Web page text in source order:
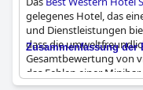
gelegenes Hotel, das
und Dienstleistungen
dass die
Gesamtbewertung von
das Fehlen einer
Toilettenartikeln und
Zusammenfassung der